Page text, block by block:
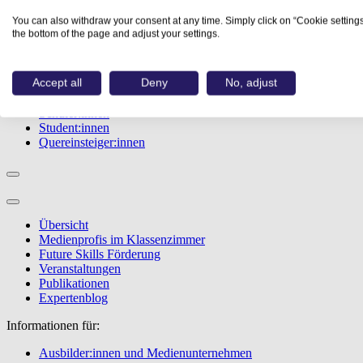
Studiengänge
Events
Berufstest
Informationen für:
Student:innen
Quereinsteiger:innen
Übersicht
Medienprofis im Klassenzimmer
Future Skills Förderung
Veranstaltungen
Publikationen
Expertenblog
Informationen für:
Ausbilder:innen und Medienunternehmen
You can also withdraw your consent at any time. Simply click on “Cookie
the bottom of the page and adjust your settings.
Accept all Deny No, adjust